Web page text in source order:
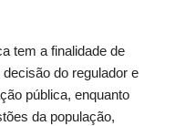
tem a finalidade de
do regulador e
pública, enquanto
da população,